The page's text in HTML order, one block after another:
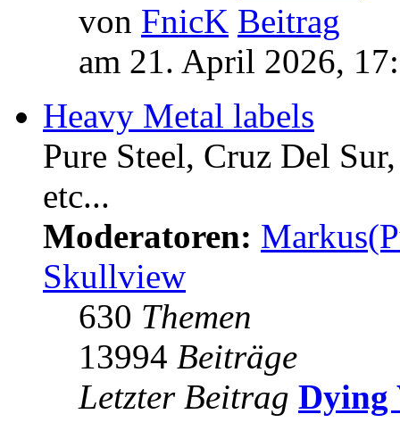
von FnicK
am 21. April 2026,
Heavy Metal labels
Pure Steel, Cruz Del
etc...
Moderatoren:
Skullview
630 Themen
13994 Beiträge
Letzter Beitrag Dying